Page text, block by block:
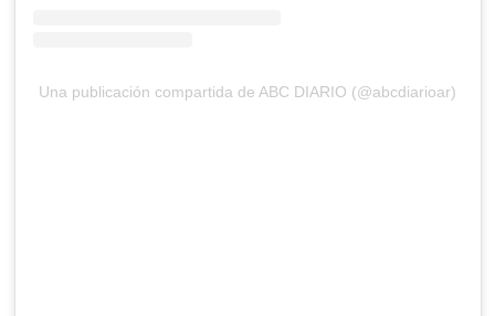
Una publicación compartida de ABC DIARIO (@abcdiarioar)